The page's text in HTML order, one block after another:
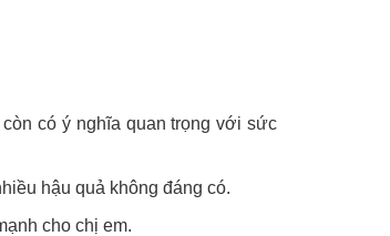
có ý nghĩa quan trọng với sức
hậu quả không đáng có.
cho chị em.